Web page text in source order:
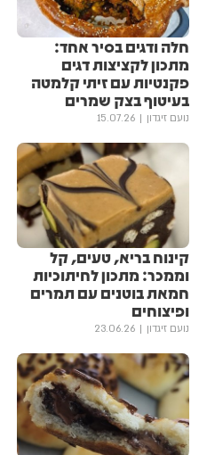
חלה ודגים בסיר אחד:
מתכון לקציצות דגים
פקנטיות עם זיתי קלמטה
בעיטוף בצק שמרים
נועם זיגדון 15.07.26
קינוח בריא, טעים, קל
וממכר: מתכון לחיתוכיות
חמאת בוטנים עם תמרים
ופיצוחים
נועם זיגדון 23.06.26